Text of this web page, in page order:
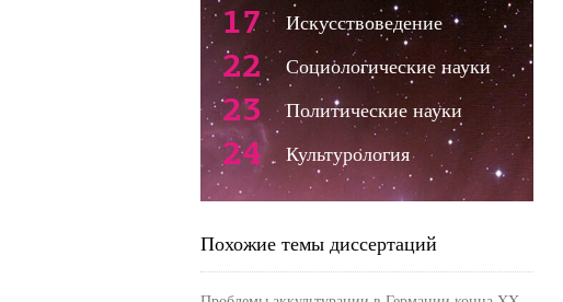
17 Искусствоведение
22 Социологические науки
23 Политические науки
24 Культурология
Похожие темы диссертаций